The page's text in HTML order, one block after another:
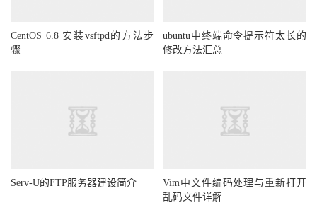
CentOS 6.8 安装vsftpd的方法步
骤
ubuntu中终端命令提示符太长的
修改方法汇总
Serv-U的FTP服务器建设简介
Vim中文件编码处理与重新打开
乱码文件详解